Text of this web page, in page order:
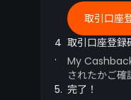
取引口座
4
.
取引口座登録
My
されたかご確
5. 完了！